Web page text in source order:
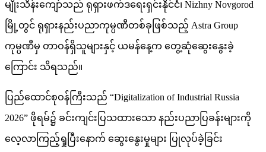
မျိုးသိန်းကျော်သည် ရုရှားဖက်ဒရေးရှင်းနိုင်ငံ၊ Nizhny Novgorod
မြို့တွင် ရုရှားနည်းပညာကုမ္ပဏီတစ်ခုဖြစ်သည့် Astra Group
ကုမ္ပဏီမှ တာဝန်ရှိသူများနှင့် ယမန်နေ့က တွေ့ဆုံဆွေးနွေးခဲ့
ကြောင်း သိရသည်။
ပြည်ထောင်စုဝန်ကြီးသည် “Digitalization of Industrial Russia
2026” ဖိုရမ်၌ ခင်းကျင်းပြသထားသော နည်းပညာပြခန်းများကို
လေ့လာကြည့်ရှုပြီးနောက် ဆွေးနွေးမှုများ ပြုလုပ်ခဲ့ခြင်း